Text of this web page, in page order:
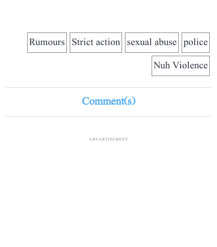
police
sexual abuse
Strict action
Rumours
Nuh Violence
Comment(s)
ADVERTISEMENT